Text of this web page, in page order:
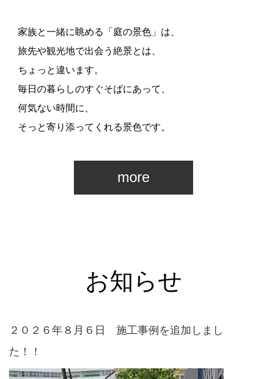
家族と一緒に眺める「庭の景色」は、
旅先や観光地で出会う絶景とは、
ちょっと違います。
毎日の暮らしのすぐそばにあって、
何気ない時間に、
そっと寄り添ってくれる景色です。
more
お知らせ
２０２６年８月６日 施工事例を追加しまし
た！！